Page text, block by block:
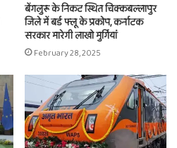
बेंगलुरू के निकट स्थित चिक्कबल्लापुर
जिले में बर्ड फ्लू के प्रकोप, कर्नाटक
सरकार मारेगी लाखो मुर्गियां
February 28, 2025